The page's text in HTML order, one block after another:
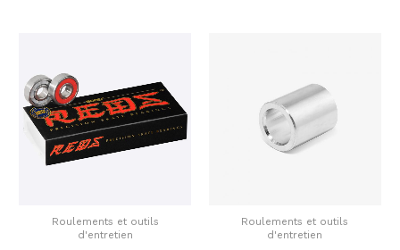
Roulements et outils
d'entretien
était :
$88.00.
est :
$72.00.
Roulements et outils
d'entretien